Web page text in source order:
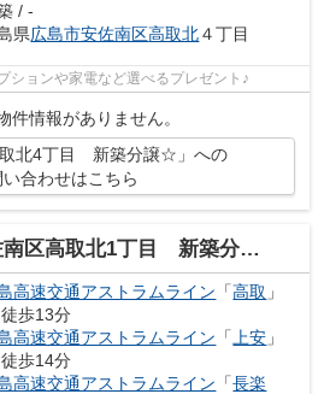
/ -
県広島市安佐南区高取北４丁目
ョンや家電など選べるプレゼント♪
件情報がありません。
取北4丁目 新築分譲☆」への
い合わせはこちら
区高取北1丁目 新築分譲☆
高速交通アストラムライン 「高取 」
歩13分
高速交通アストラムライン 「 上安 」
歩14分
高速交通アストラムライン 「長楽